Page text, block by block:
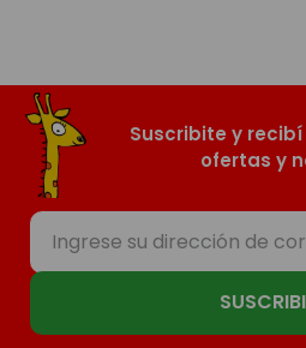
Suscribite y
ofertas y